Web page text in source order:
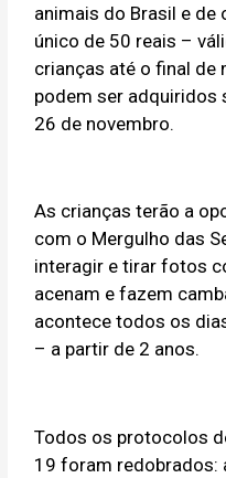
animais do Brasil e de
único de 50 reais –
crianças até o final de
podem ser adquiridos
26 de novembro.
As crianças terão a
com o Mergulho das
interagir e tirar fotos
acenam e fazem
acontece todos os
– a partir de 2 anos.
Todos os protocolos
19 foram redobrados: